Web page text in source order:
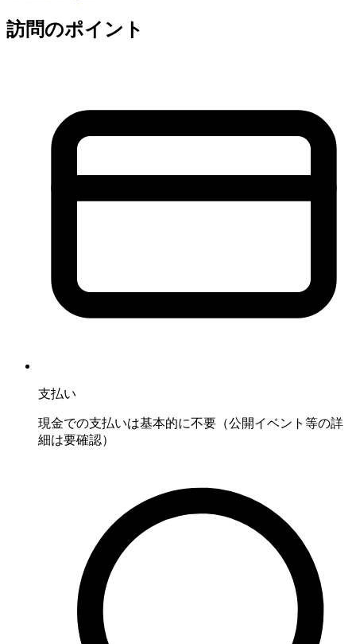
訪問のポイント
支払い
現金での支払いは基本的に不要（公開イベント等の詳
細は要確認）